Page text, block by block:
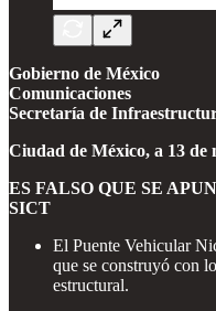
Gobierno de México
Comunicaciones
Secretaría de
Ciudad de México, a 13 de
ES FALSO QUE SE
SICT
El Puente Vehicular
que se construyó con
estructural.